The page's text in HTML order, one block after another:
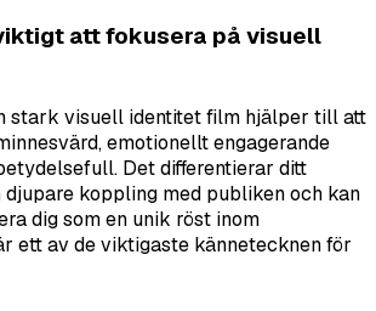
att fokusera på visuell
stark visuell identitet film hjälper till att
emotionellt engagerande
Det differentierar ditt
koppling med publiken och kan
dig som en unik röst inom
ett av de viktigaste kännetecknen för